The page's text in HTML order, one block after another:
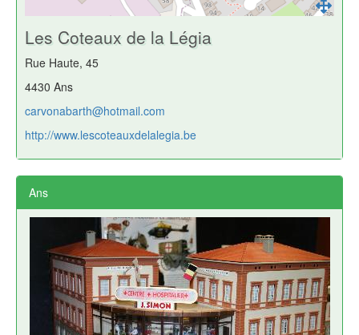
Les Coteaux de la Légia
Rue Haute, 45
4430 Ans
carvonabarth@hotmail.com
http://www.lescoteauxdelalegia.be
Ans